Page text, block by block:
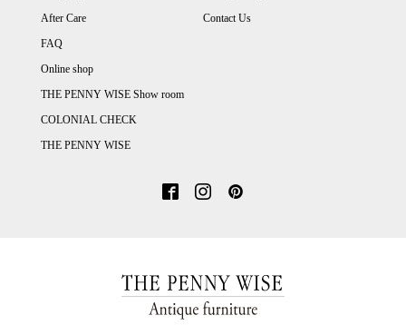
After Care
FAQ
Online shop
THE PENNY WISE Show room
COLONIAL CHECK
THE PENNY WISE
Contact Us